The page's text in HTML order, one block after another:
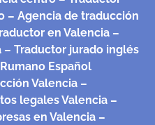
– Agencia de traducción
en Valencia –
– Traductor jurado inglés
Español
Valencia –
legales Valencia –
en Valencia –